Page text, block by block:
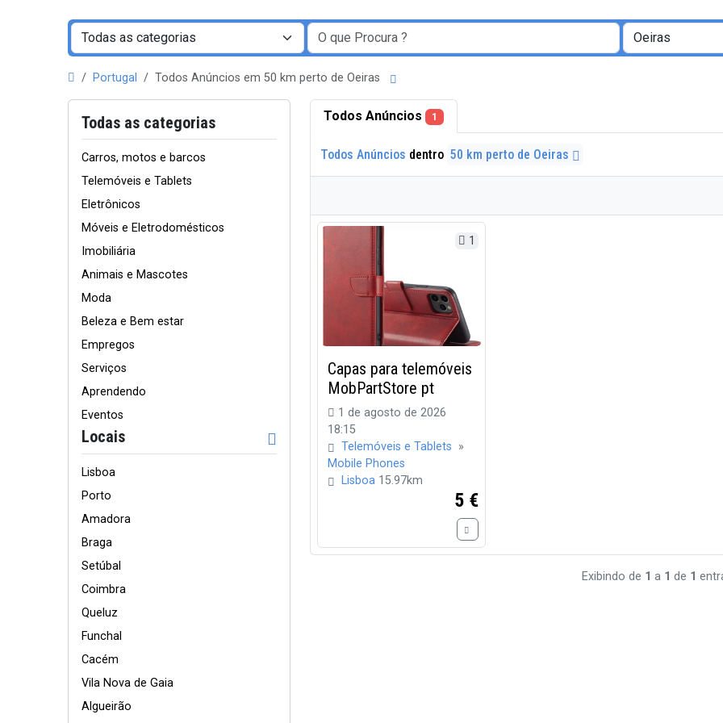
Portugal Todos Anúncios em 50 km perto de Oeiras
Todas as categorias
Carros, motos e barcos
Telemóveis e Tablets
Eletrônicos
Móveis e Eletrodomésticos
Imobiliária
Animais e Mascotes
Moda
Beleza e Bem estar
Empregos
Serviços
Aprendendo
Eventos
Locais
Lisboa
Porto
Amadora
Braga
Setúbal
Coimbra
Queluz
Funchal
Cacém
Vila Nova de Gaia
Algueirão
Todos Anúncios 1
Todos Anúncios dentro 50 km perto de Oeiras
1
Capas para telemóveis
MobPartStore pt
1 de agosto de 2026
18:15
Telemóveis e Tablets »
Mobile Phones
Lisboa 15.97km
5 €
Exibindo de 1 a 1 de 1